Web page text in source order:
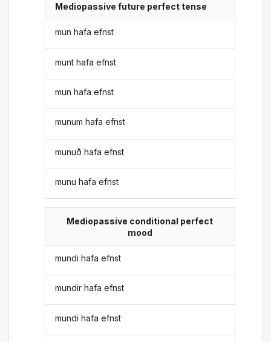
Mediopassive future perfect tense
mun hafa efnst
munt hafa efnst
mun hafa efnst
munum hafa efnst
munuð hafa efnst
munu hafa efnst
Mediopassive conditional perfect
mood
mundi hafa efnst
mundir hafa efnst
mundi hafa efnst